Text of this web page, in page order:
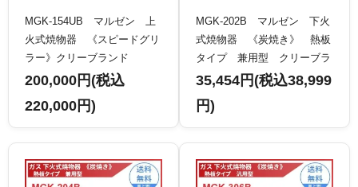
MGK-154UB マルゼン 上
火式焼物器 《スピードグリ
ラー》クリーブランド
200,000円(税込
220,000円)
MGK-202B マルゼン 下火
式焼物器 《炭焼き》 熱板
タイプ 兼用型 クリーブラ
ンド
35,454円(税込38,999
円)